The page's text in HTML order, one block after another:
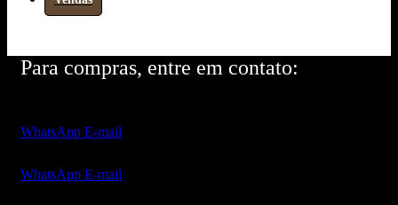
Para compras, entre em contato:
WhatsApp E-mail
WhatsApp E-mail